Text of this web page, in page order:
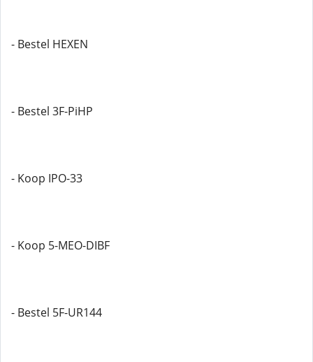
- Bestel HEXEN
- Bestel 3F-PiHP
- Koop IPO-33
- Koop 5-MEO-DIBF
- Bestel 5F-UR144